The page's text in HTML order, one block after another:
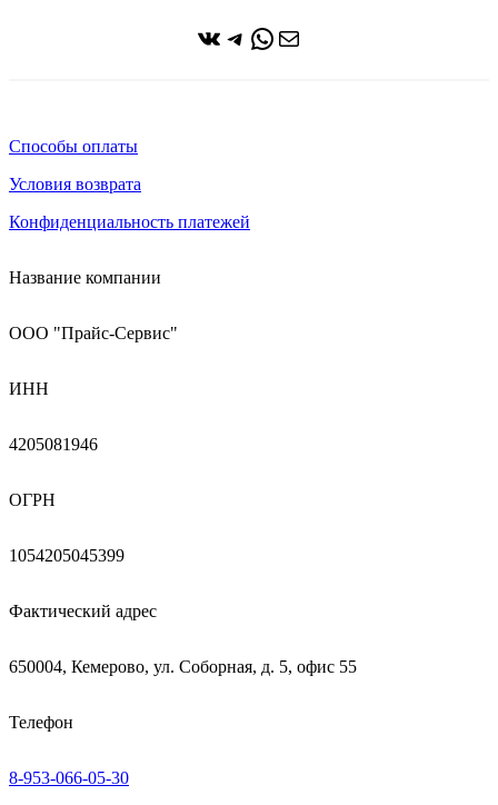
ВКонтакте
Telegram
WhatsApp
Почта
Способы оплаты
Условия возврата
Конфиденциальность платежей
Название компании
ООО "Прайс-Сервис"
ИНН
4205081946
ОГРН
1054205045399
Фактический адрес
650004, Кемерово, ул. Соборная, д. 5, офис 55
Телефон
8-953-066-05-30